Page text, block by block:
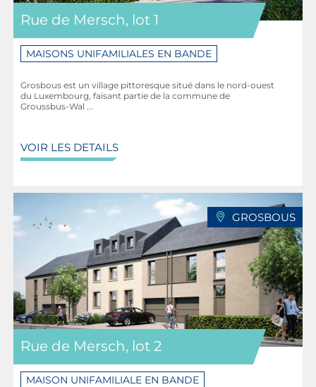
Rue de Mersch, lot 1
MAISONS UNIFAMILIALES EN BANDE
Grosbous est un village pittoresque situé dans le nord-ouest
du Luxembourg, faisant partie de la commune de
Groussbus-Wal ...
VOIR LES DETAILS
GROSBOUS
Rue de Mersch, lot 2
MAISON UNIFAMILIALE EN BANDE